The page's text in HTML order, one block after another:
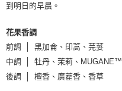
到明日的早晨。
花果香調
前調 │ 黑加侖、印蒿、芫荽
中調 │ 牡丹、茉莉、MUGANE™
後調 │ 檀香、廣藿香、香草